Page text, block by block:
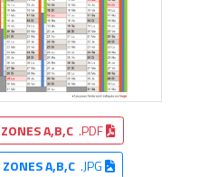
ZONES A,B,C .PDF
ZONES A,B,C.JPG